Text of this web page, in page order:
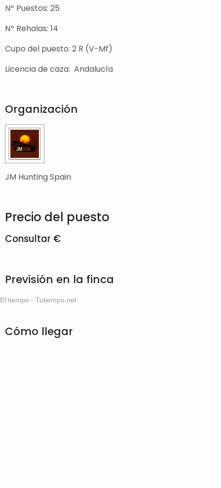
Nº Puestos: 25
Nº Rehalas: 14
Cupo del puesto: 2 R (V-Mf)
Licencia de caza: Andalucía
Organización
JM Hunting Spain
Precio del puesto
Consultar €
Previsión en la finca
El tiempo - Tutiempo.net
Cómo llegar